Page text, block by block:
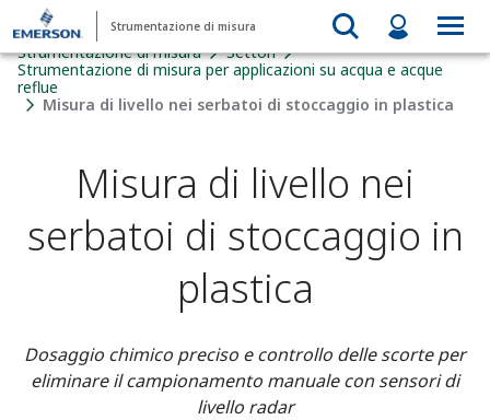
Strumentazione di misura
Strumentazione di misura
Settori
Strumentazione di misura per applicazioni su acqua e acque
reflue
Misura di livello nei serbatoi di stoccaggio in plastica
Misura di livello nei
serbatoi di stoccaggio in
plastica
Dosaggio chimico preciso e controllo delle scorte per
eliminare il campionamento manuale con sensori di
livello radar